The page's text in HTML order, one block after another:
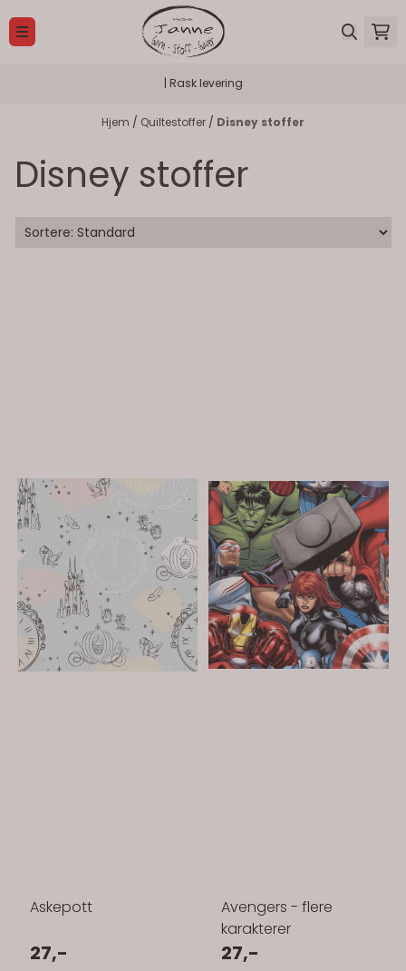
Hopp til innhold
| Rask levering
Hjem / Quiltestoffer / Disney stoffer
Disney stoffer
Askepott
27,-
Avengers - flere
karakterer
27,-